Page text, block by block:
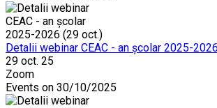
Detalii webinar CEAC - an școlar 2025-
29 oct. 25
Zoom
Events on 30/10/2025